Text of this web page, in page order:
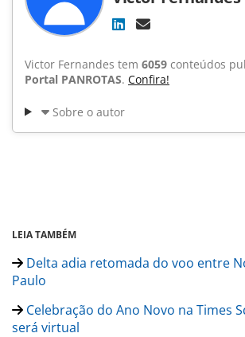
Victor Fernandes tem 6059 conteúdos
Portal PANROTAS. Confira!
Sobre o autor
LEIA TAMBÉM
Delta adia retomada do voo entre
Paulo
Celebração do Ano Novo na Times
será virtual